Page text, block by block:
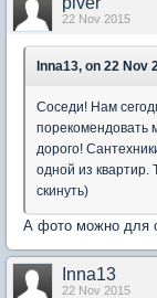
22 Nov 2015
Inna13, on 22 Nov
Соседи! Нам
порекомендовать
дорого!
одной из квартир.
скинуть)
А фото можно для
Inna13
22 Nov 2015